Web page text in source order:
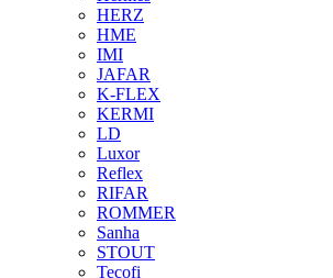
HERZ
HME
IMI
JAFAR
K-FLEX
KERMI
LD
Luxor
Reflex
RIFAR
ROMMER
Sanha
STOUT
Tecofi